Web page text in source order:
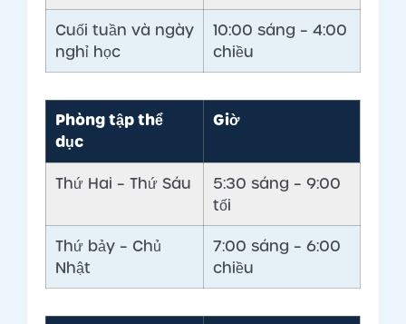
Cuối tuần và ngày
nghỉ học
10:00 sáng – 4:00
chiều
Phòng tập thể
dục
Giờ
Thứ Hai – Thứ Sáu
5:30 sáng – 9:00
tối
Thứ bảy – Chủ
Nhật
7:00 sáng – 6:00
chiều